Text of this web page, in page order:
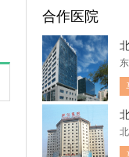
合作医院